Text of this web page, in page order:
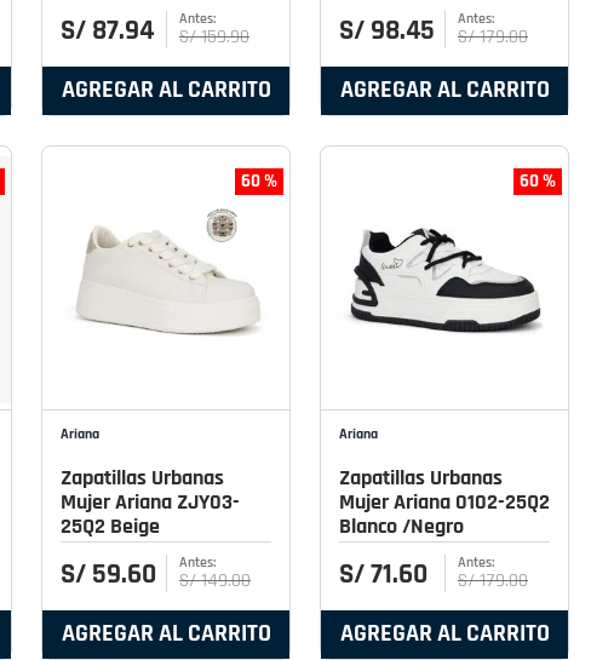
S/ 87.94 S/159.90
AGREGAR AL CARRITO
S/ 98.45 S/179.00
AGREGAR AL CARRITO
60 %
Ariana
Zapatillas Urbanas
Mujer Ariana ZJY03-
25Q2 Beige
S/ 59.60 S/149.00
AGREGAR AL CARRITO
60 %
Ariana
Zapatillas Urbanas
Mujer Ariana 0102-25Q2
Blanco /Negro
S/71.60 S/179.00
AGREGAR AL CARRITO